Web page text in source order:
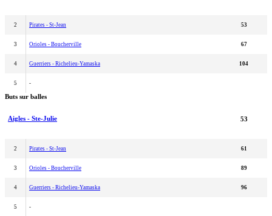
2 Pirates - St-Jean 53
3 Orioles - Boucherville 67
4 Guerriers - Richelieu-Yamaska 104
5 -
Buts sur balles
Aigles - Ste-Julie 53
2 Pirates - St-Jean 61
3 Orioles - Boucherville 89
4 Guerriers - Richelieu-Yamaska 96
5 -